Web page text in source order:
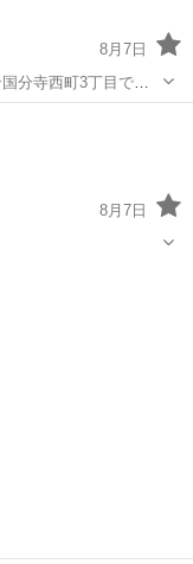
8月7日
8月7日